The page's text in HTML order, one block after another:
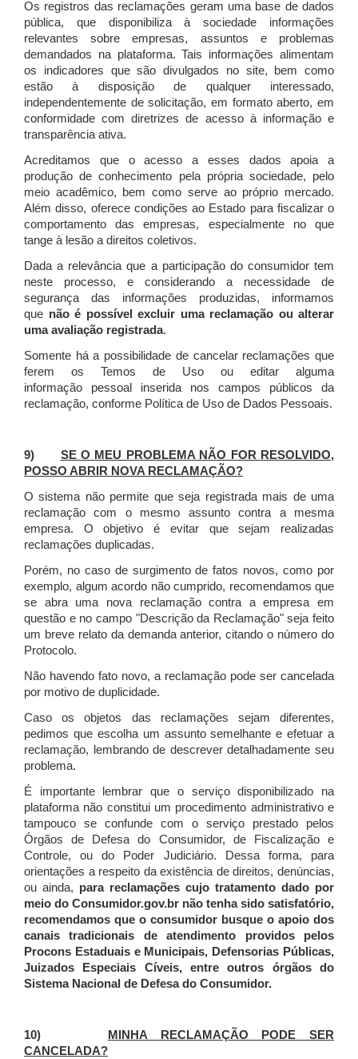
Os registros das reclamações geram uma base de dados
pública, que disponibiliza à sociedade informações
relevantes sobre empresas, assuntos e problemas
demandados na plataforma. Tais informações alimentam
os indicadores que são divulgados no site, bem como
estão à disposição de qualquer interessado,
independentemente de solicitação, em formato aberto, em
conformidade com diretrizes de acesso à informação e
transparência ativa.
Acreditamos que o acesso a esses dados apoia a
produção de conhecimento pela própria sociedade, pelo
meio acadêmico, bem como serve ao próprio mercado.
Além disso, oferece condições ao Estado para fiscalizar o
comportamento das empresas, especialmente no que
tange à lesão a direitos coletivos.
Dada a relevância que a participação do consumidor tem
neste processo, e considerando a necessidade de
segurança das informações produzidas, informamos
que não é possível excluir uma reclamação ou alterar
uma avaliação registrada.
Somente há a possibilidade de cancelar reclamações que
ferem os Temos de Uso ou editar alguma
informação pessoal inserida nos campos públicos da
reclamação, conforme Política de Uso de Dados Pessoais.
9) SE O MEU PROBLEMA NÃO FOR RESOLVIDO,
POSSO ABRIR NOVA RECLAMAÇÃO?
O sistema não permite que seja registrada mais de uma
reclamação com o mesmo assunto contra a mesma
empresa. O objetivo é evitar que sejam realizadas
reclamações duplicadas.
Porém, no caso de surgimento de fatos novos, como por
exemplo, algum acordo não cumprido, recomendamos que
se abra uma nova reclamação contra a empresa em
questão e no campo "Descrição da Reclamação" seja feito
um breve relato da demanda anterior, citando o número do
Protocolo.
Não havendo fato novo, a reclamação pode ser cancelada
por motivo de duplicidade.
Caso os objetos das reclamações sejam diferentes,
pedimos que escolha um assunto semelhante e efetuar a
reclamação, lembrando de descrever detalhadamente seu
problema.
É importante lembrar que o serviço disponibilizado na
plataforma não constitui um procedimento administrativo e
tampouco se confunde com o serviço prestado pelos
Órgãos de Defesa do Consumidor, de Fiscalização e
Controle, ou do Poder Judiciário. Dessa forma, para
orientações a respeito da existência de direitos, denúncias,
ou ainda, para reclamações cujo tratamento dado por
meio do Consumidor.gov.br não tenha sido satisfatório,
recomendamos que o consumidor busque o apoio dos
canais tradicionais de atendimento providos pelos
Procons Estaduais e Municipais, Defensorias Públicas,
Juizados Especiais Cíveis, entre outros órgãos do
Sistema Nacional de Defesa do Consumidor.
10)
MINHA RECLAMAÇÃO PODE SER
CANCELADA?